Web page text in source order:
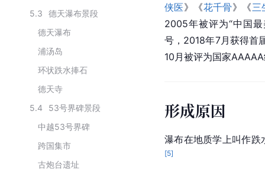
5.3
德天瀑布景段
德天瀑布
浦汤岛
环状跌水捧石
德天寺
5.4
53号界碑景段
中越53号界碑
跨国集市
古炮台遗址
侠医》《花千骨》《三
2005年被评为“中国
号，2018年7月获得首
10月被评为国家
形成原因
瀑布在地质学上叫作跌
[5]